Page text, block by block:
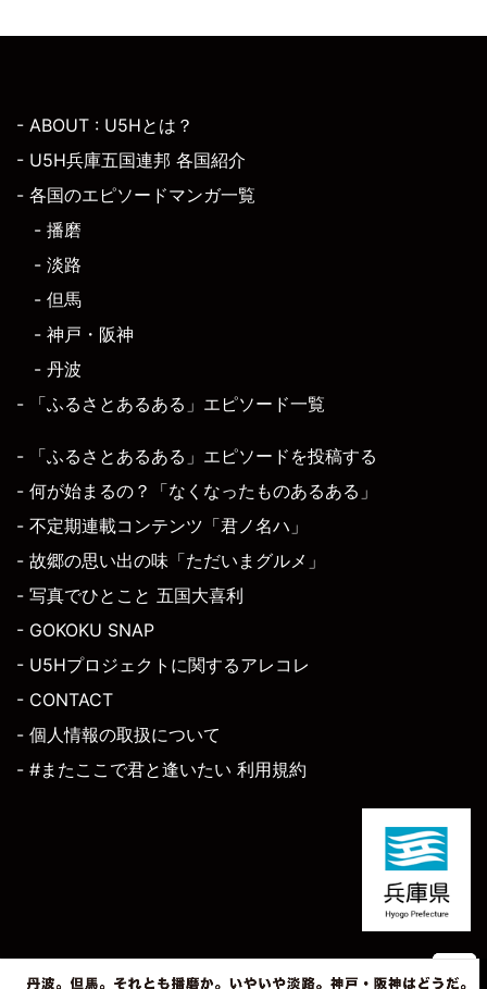
- ABOUT : U5Hとは？
- U5H兵庫五国連邦 各国紹介
- 各国のエピソードマンガ一覧
- 播磨
- 淡路
- 但馬
- 神戸・阪神
- 丹波
- 「ふるさとあるある」エピソード一覧
- 「ふるさとあるある」エピソードを投稿する
- 何が始まるの？「なくなったものあるある」
- 不定期連載コンテンツ「君ノ名ハ」
- 故郷の思い出の味「ただいまグルメ」
- 写真でひとこと 五国大喜利
- GOKOKU SNAP
- U5Hプロジェクトに関するアレコレ
- CONTACT
- 個人情報の取扱について
- #またここで君と逢いたい 利用規約